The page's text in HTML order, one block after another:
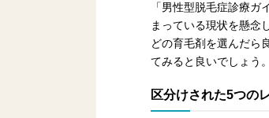
「男性型脱毛症診療
まっている現状を懸念
どの育毛剤を選んだら
てみると良いでしょう。
区分けされた5つの